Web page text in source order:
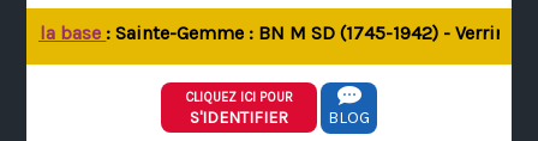
la base: Sainte-Gemme : BN M SD (1745-1942) - Verrines-
CLIQUEZ ICI POUR
S'IDENTIFIER BLOG